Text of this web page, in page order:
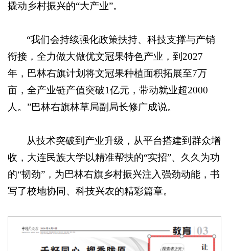
撬动乡村振兴的“大产业”。
“我们会持续强化政策扶持、科技支撑与产销
衔接，全力做大做优文冠果特色产业，到2027
年，巴林右旗计划将文冠果种植面积拓展至7万
亩，全产业链产值突破1亿元，带动就业超2000
人。”巴林右旗林草局副局长修广成说。
从技术突破到产业升级，从平台搭建到群众增
收，大连民族大学以精准帮扶的“实招”、久久为功
的“韧劲”，为巴林右旗乡村振兴注入强劲动能，书
写了校地协同、科技兴农的精彩篇章。